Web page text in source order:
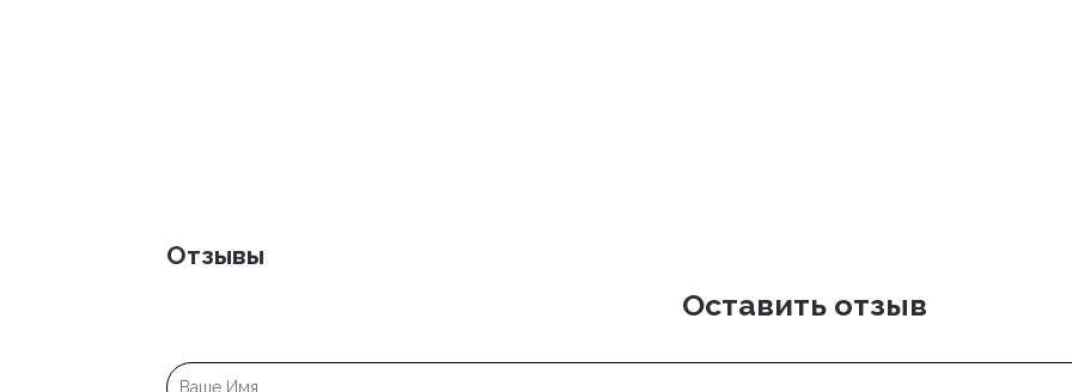
Отзывы
Оставить отзыв